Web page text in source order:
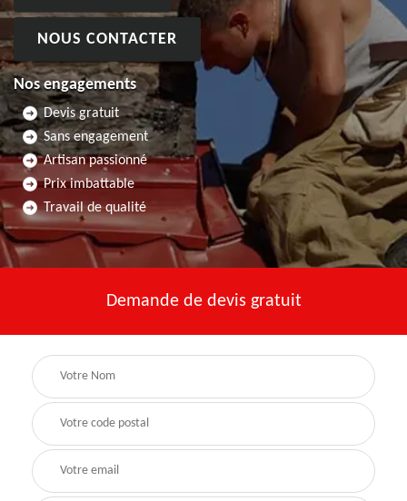
NOUS CONTACTER
Nos engagements
Devis gratuit
Sans engagement
Artisan passionné
Prix imbattable
Travail de qualité
Demande de devis gratuit